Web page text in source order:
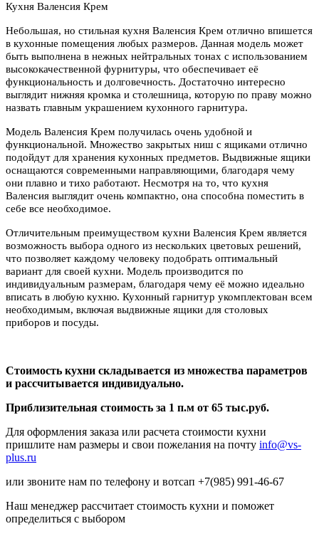
Кухня Валенсия Крем
Небольшая, но стильная кухня Валенсия Крем отлично впишется
в кухонные помещения любых размеров. Данная модель может
быть выполнена в нежных нейтральных тонах с использованием
высококачественной фурнитуры, что обеспечивает её
функциональность и долговечность. Достаточно интересно
выглядит нижняя кромка и столешница, которую по праву можно
назвать главным украшением кухонного гарнитура.
Модель Валенсия Крем получилась очень удобной и
функциональной. Множество закрытых ниш с ящиками отлично
подойдут для хранения кухонных предметов. Выдвижные ящики
оснащаются современными направляющими, благодаря чему
они плавно и тихо работают. Несмотря на то, что кухня
Валенсия выглядит очень компактно, она способна поместить в
себе все необходимое.
Отличительным преимуществом кухни Валенсия Крем является
возможность выбора одного из нескольких цветовых решений,
что позволяет каждому человеку подобрать оптимальный
вариант для своей кухни. Модель производится по
индивидуальным размерам, благодаря чему её можно идеально
вписать в любую кухню. Кухонный гарнитур укомплектован всем
необходимым, включая выдвижные ящики для столовых
приборов и посуды.
Стоимость кухни складывается из множества параметров
и рассчитывается индивидуально.
Приблизительная стоимость за 1 п.м от 65 тыс.руб.
Для оформления заказа или расчета стоимости кухни
пришлите нам размеры и свои пожелания на почту info@vs-
plus.ru
или звоните нам по телефону и вотсап +7(985) 991-46-67
Наш менеджер рассчитает стоимость кухни и поможет
определиться с выбором